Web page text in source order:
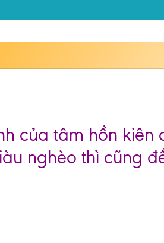
của tâm hồn kiên
nghèo thì cũng